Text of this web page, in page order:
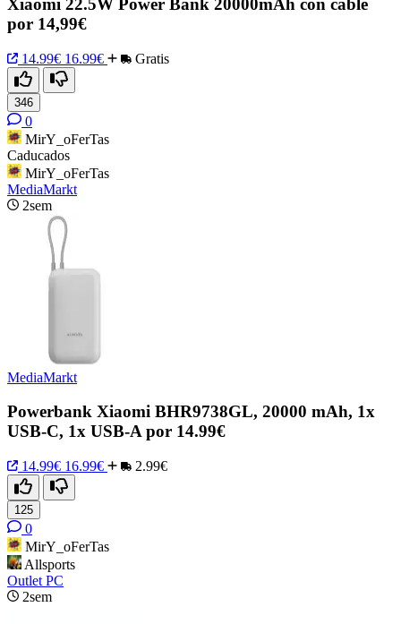
Xiaomi 22.5W Power Bank 20000mAh con cable
por 14,99€
14.99€ 16.99€ Gratis
346
0
MirY_oFerTas
Caducados
MirY_oFerTas
MediaMarkt
2sem
MediaMarkt
Powerbank Xiaomi BHR9738GL, 20000 mAh, 1x
USB-C, 1x USB-A por 14.99€
14.99€ 16.99€ 2.99€
125
0
MirY_oFerTas
Allsports
Outlet PC
2sem